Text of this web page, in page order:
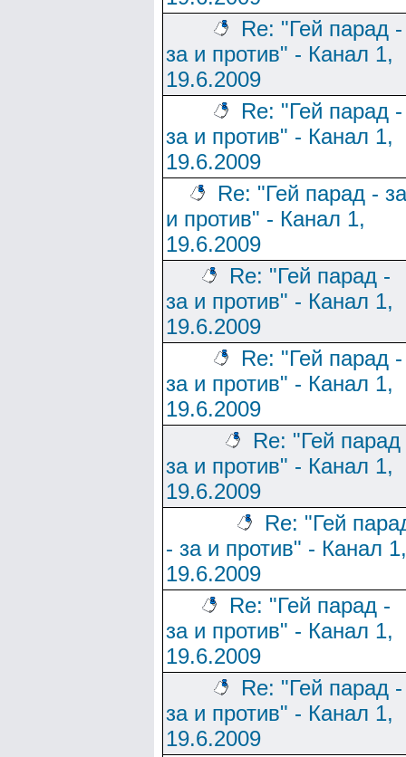
Re: "Гей парад -
за и против" - Канал 1,
19.6.2009
Re: "Гей парад -
за и против" - Канал 1,
19.6.2009
Re: "Гей парад - за
и против" - Канал 1,
19.6.2009
Re: "Гей парад -
за и против" - Канал 1,
19.6.2009
Re: "Гей парад -
за и против" - Канал 1,
19.6.2009
Re: "Гей парад
за и против" - Канал 1,
19.6.2009
Re: "Гей
- за и против" - Канал 1,
19.6.2009
Re: "Гей парад -
за и против" - Канал 1,
19.6.2009
Re: "Гей парад -
за и против" - Канал 1,
19.6.2009